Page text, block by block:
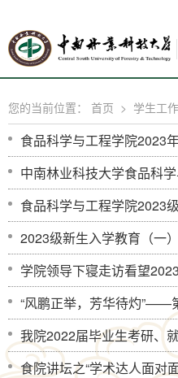
您的当前位置： 首页 > 学生工作
食品科学与工程学院2023年大学生职业
中南林业科技大学食品科学
食品科学与工程学院2023级
2023级新生入学教育（一）
学院领导下寝走访看望
“风鹏正举，芳华待灼”——第十二届食品文化艺术节暨欢
我院2022届毕业生考研、就业
食院讲坛之“学术达人面对